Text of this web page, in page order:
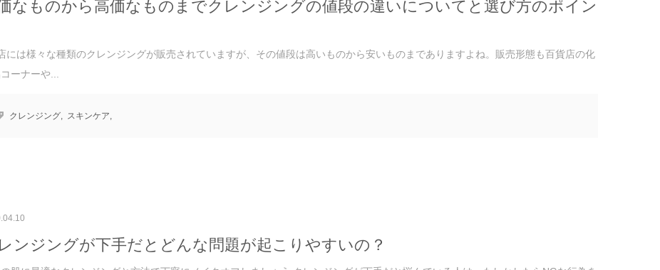
なものから高価なものまでクレンジングの値段の違いについてと選び方のポイン
には様々な種類のクレンジングが販売されていますが、その値段は高いものから安いものまでありますよね。販売形態も百貨店の化
ーナーや...
クレンジング, スキンケア,
ンジングが下手だとどんな問題が起こりやすいの？